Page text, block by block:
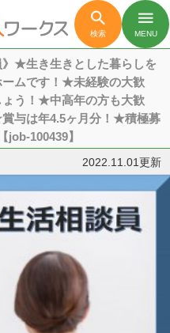

検索
menu
MENU
》★生き生きとした暮らしを
ームです！★未経験の大歓
う！★中高年の方も大歓
与は年4.5ヶ月分！★積極募
job-100439】
2022.11.01更新